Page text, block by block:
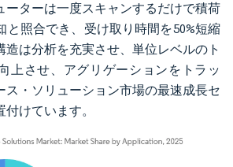
ーターは一度スキャンするだけで積荷
と照合でき、受け取り時間を50%短縮
造は分析を充実させ、単位レベルのト
上させ、アグリゲーションをトラッ
ス・ソリューション市場の最速成長セ
けています。